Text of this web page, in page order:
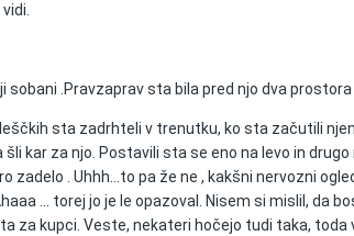
.Pravzaprav sta bila pred njo dva
sta zadrhteli v trenutku, ko sta začutili
kar za njo. Postavili sta se eno na levo in
. Uhhh...to pa že ne , kakšni nervozni
… torej jo je le opazoval. Nisem si mislil, da
kupci. Veste, nekateri hočejo tudi taka, toda